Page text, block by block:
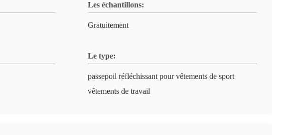
Les échantillons:
Gratuitement
Le type:
passepoil réfléchissant pour vêtements de sport
vêtements de travail